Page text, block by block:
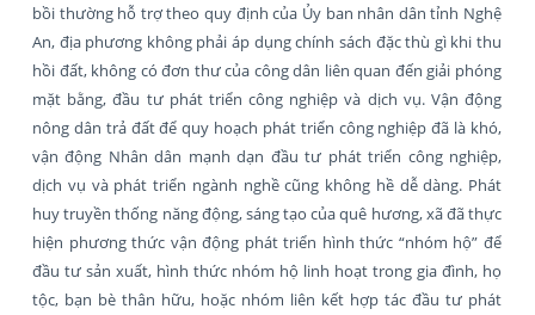
bồi thường hỗ trợ theo quy định của Ủy ban nhân dân tỉnh Nghệ
An, địa phương không phải áp dụng chính sách đặc thù gì khi thu
hồi đất, không có đơn thư của công dân liên quan đến giải phóng
mặt bằng, đầu tư phát triển công nghiệp và dịch vụ. Vận động
nông dân trả đất để quy hoạch phát triển công nghiệp đã là khó,
vận động Nhân dân mạnh dạn đầu tư phát triển công nghiệp,
dịch vụ và phát triển ngành nghề cũng không hề dễ dàng. Phát
huy truyền thống năng động, sáng tạo của quê hương, xã đã thực
hiện phương thức vận động phát triển hình thức “nhóm hộ” để
đầu tư sản xuất, hình thức nhóm hộ linh hoạt trong gia đình, họ
tộc, bạn bè thân hữu, hoặc nhóm liên kết hợp tác đầu tư phát